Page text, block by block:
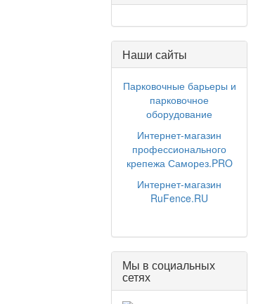
Наши сайты
Парковочные барьеры и
парковочное
оборудование
Интернет-магазин
профессионального
крепежа Саморез.PRO
Интернет-магазин
RuFence.RU
Мы в социальных
сетях